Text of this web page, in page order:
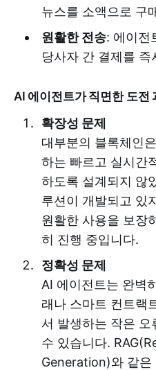
뉴스를 소액으로 구
원활한 전송: 에이전
당사자 간 결제를
AI 에이전트가 직면한 도전
확장성 문제
대부분의 블록체인
하는 빠르고 실시간
하도록 설계되지 않
루션이 개발되고 있
원활한 사용을 보장
히 진행 중입니다.
정확성 문제
AI 에이전트는 완벽
래나 스마트 컨트랙
서 발생하는 작은 오
수 있습니다.
Generation)와 같은